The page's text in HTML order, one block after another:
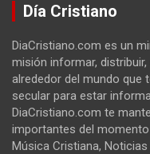
Día Cristiano
DiaCristiano.com es un
misión informar,
alrededor del mundo que
secular para estar
DiaCristiano.com te
importantes del
Música Cristiana,